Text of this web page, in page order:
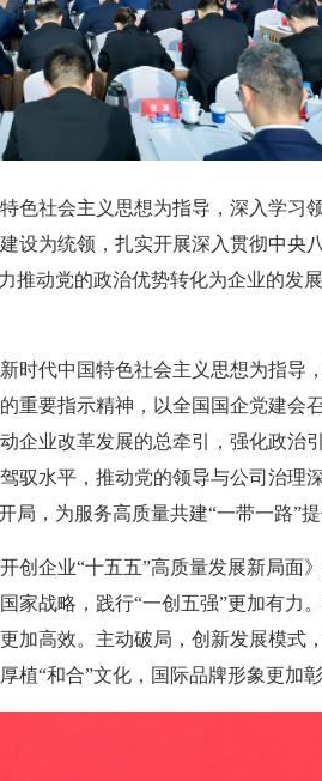
社会主义思想为指导，深入学习
设为统领，扎实开展深入贯彻中央
推动党的政治优势转化为企业的发
代中国特色社会主义思想为指导
重要指示精神，以全国国企党建会
企业改革发展的总牵引，强化政治
驭水平，推动党的领导与公司治理
，为服务高质量共建“一带一路”提
企业“十五五”高质量发展新局面》
家战略，践行“一创五强”更加有力
加高效。主动破局，创新发展模式
“和合”文化，国际品牌形象更加彰